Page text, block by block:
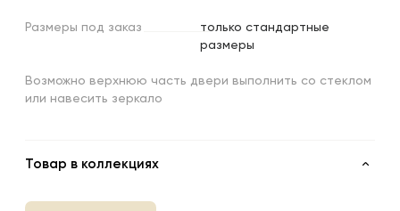
Размеры под заказ
только стандартные
размеры
Возможно верхнюю часть двери выполнить со стеклом
или навесить зеркало
Товар в коллекциях